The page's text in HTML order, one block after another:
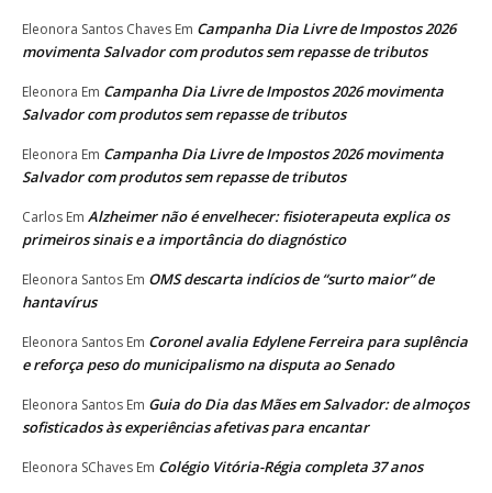
Eleonora Santos Chaves Em Campanha Dia Livre de Impostos 2026
movimenta Salvador com produtos sem repasse de tributos
Eleonora Em Campanha Dia Livre de Impostos 2026 movimenta
Salvador com produtos sem repasse de tributos
Eleonora Em Campanha Dia Livre de Impostos 2026 movimenta
Salvador com produtos sem repasse de tributos
Carlos Em Alzheimer não é envelhecer: fisioterapeuta explica os
primeiros sinais e a importância do diagnóstico
Eleonora Santos Em OMS descarta indícios de “surto maior” de
hantavírus
Eleonora Santos Em Coronel avalia Edylene Ferreira para suplência
e reforça peso do municipalismo na disputa ao Senado
Eleonora Santos Em Guia do Dia das Mães em Salvador: de almoços
sofisticados às experiências afetivas para encantar
Eleonora SChaves Em Colégio Vitória-Régia completa 37 anos